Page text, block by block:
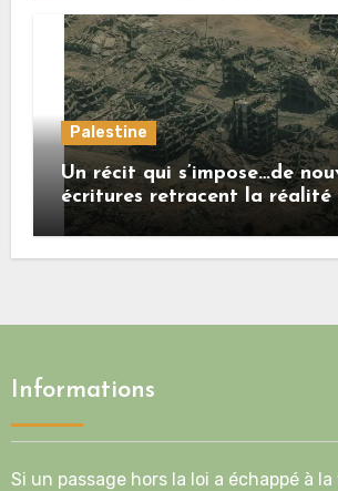
Palestine
Un récit qui s’impose…de
écritures retracent la réalité
crimes sionistes à Gaza
Informations
Si un passage hors la loi a échappé à